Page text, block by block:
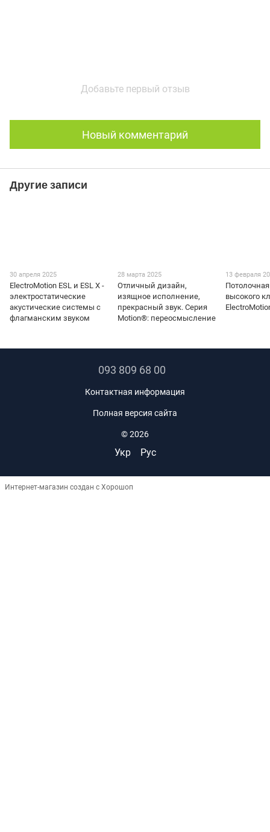
Добавьте первый отзыв
Новый комментарий
Другие записи
30 апреля 2025
ElectroMotion ESL и ESL X -
электростатические
акустические системы с
флагманским звуком
28 марта 2025
Отличный дизайн,
изящное исполнение,
прекрасный звук. Серия
Motion®: переосмысление
13 февраля
высокого
093 809 68 00
Контактная информация
Полная версия сайта
© 2026
Укр Рус
Интернет-магазин создан с Хорошоп